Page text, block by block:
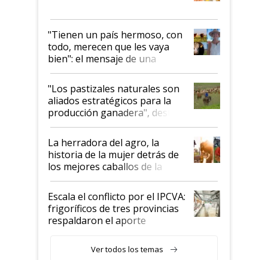
"Tienen un país hermoso, con
todo, merecen que les vaya
bien": el mensaje de una
ganadera uruguaya sobre las
oportunidades que se abren
para el agro en Argentina, con
foco en la carne
"Los pastizales naturales son
aliados estratégicos para la
producción ganadera", destaca
la iniciativa que ya reúne a 46
establecimientos en Argentina
La herradora del agro, la
historia de la mujer detrás de
los mejores caballos de la
Argentina y los mitos que
todavía hacen sufrir a estos
animales: "Mientras me
descalificaban, yo seguí
haciendo currículum"
Escala el conflicto por el IPCVA:
frigoríficos de tres provincias
respaldaron el aporte
Ver todos los temas